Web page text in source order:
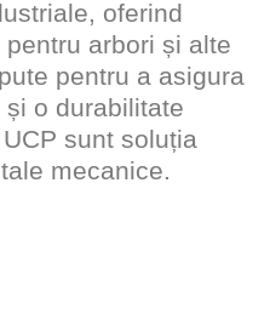
oferind
arbori și alte
pentru a asigura
o durabilitate
sunt soluția
mecanice.